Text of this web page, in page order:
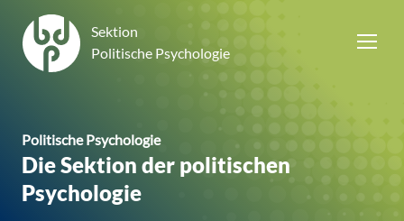
Sektion
Politische Psychologie
Politische Psychologie
Die Sektion der politischen
Psychologie